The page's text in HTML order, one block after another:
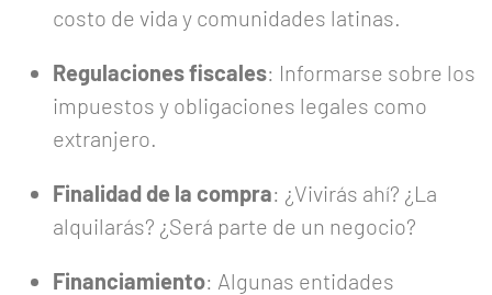
costo de vida y comunidades latinas.
Regulaciones fiscales: Informarse sobre los
impuestos y obligaciones legales como
extranjero.
Finalidad de la compra: ¿Vivirás ahí? ¿La
alquilarás? ¿Será parte de un negocio?
Financiamiento: Algunas entidades